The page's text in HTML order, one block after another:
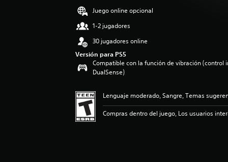
ó
n
p
o
m
e
d
o
:
e
Juego online opcional
1-2 jugadores
30 jugadores online
Versión para PS5
Compatible con la función de vibración (control
DualSense)
Lenguaje moderado, Sangre, Temas
Compras dentro del juego, Los usuarios